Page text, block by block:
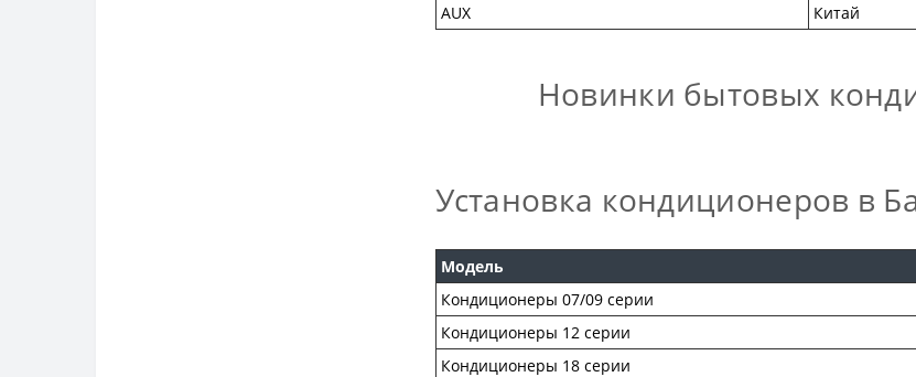
AUX
Китай
Новинки бытовых
Установка кондиционеров в
Модель
Кондиционеры 07/09 серии
Кондиционеры 12 серии
Кондиционеры 18 серии